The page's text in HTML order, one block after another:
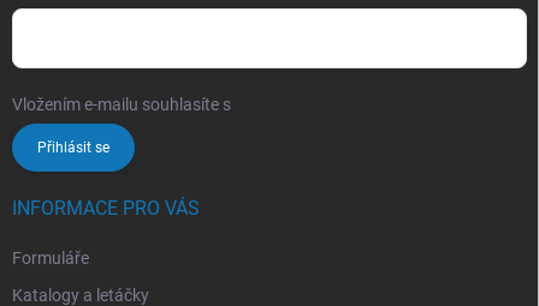
Vložením e-mailu souhlasíte s
Přihlásit se
INFORMACE PRO VÁS
Formuláře
Katalogy a letáčky